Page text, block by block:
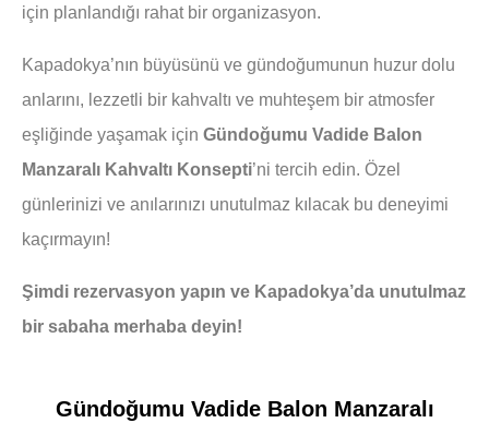
için planlandığı rahat bir organizasyon.
Kapadokya’nın büyüsünü ve gündoğumunun huzur dolu
anlarını, lezzetli bir kahvaltı ve muhteşem bir atmosfer
eşliğinde yaşamak için Gündoğumu Vadide Balon
Manzaralı Kahvaltı Konsepti’ni tercih edin. Özel
günlerinizi ve anılarınızı unutulmaz kılacak bu deneyimi
kaçırmayın!
Şimdi rezervasyon yapın ve Kapadokya’da unutulmaz
bir sabaha merhaba deyin!
Gündoğumu Vadide Balon Manzaralı